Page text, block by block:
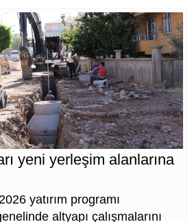
yeni yerleşim alanlarına
yatırım programı
altyapı çalışmalarını